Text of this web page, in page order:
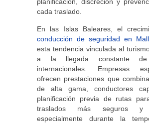
cada traslado.
En las Islas Baleares, el
conducción de seguridad en
esta tendencia vinculada al
a la llegada constante de
internacionales. Empresas
ofrecen prestaciones que
de alta gama, conductores
planificación previa de rutas
traslados más seguros y
especialmente durante la